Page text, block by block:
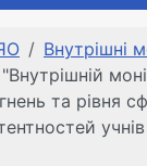
Внутрішні
та рівня
учнів